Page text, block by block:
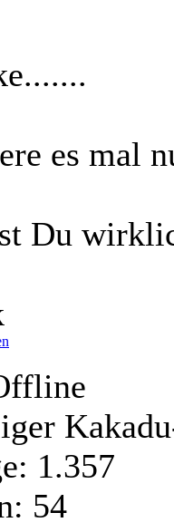
es mal
Du
1.357
54